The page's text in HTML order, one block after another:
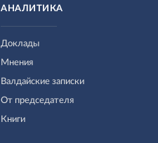
АНАЛИТИКА
Доклады
Мнения
Валдайские записки
От председателя
Книги